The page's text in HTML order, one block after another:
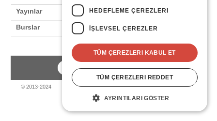
Yayınlar
Burslar
© 2013-2024
HEDEFLEME ÇEREZLERI
İŞLEVSEL ÇEREZLER
TÜM ÇEREZLERI KABUL ET
TÜM ÇEREZLERI REDDET
AYRINTILARI GÖSTER